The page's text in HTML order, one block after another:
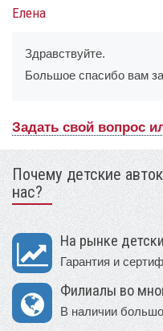
Елена
Здравствуйте.
Большое спасибо вам
Задать свой вопрос
Почему детские
нас?
На рынке
Гарантия и
Филиалы во
В наличии